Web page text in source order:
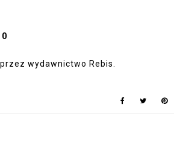
wydawnictwo Rebis.